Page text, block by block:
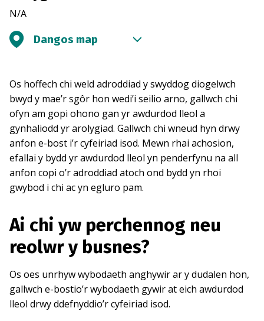
N/A
Dangos map
Os hoffech chi weld adroddiad y swyddog diogelwch
bwyd y mae’r sgôr hon wedi’i seilio arno, gallwch chi
ofyn am gopi ohono gan yr awdurdod lleol a
gynhaliodd yr arolygiad. Gallwch chi wneud hyn drwy
anfon e-bost i’r cyfeiriad isod. Mewn rhai achosion,
efallai y bydd yr awdurdod lleol yn penderfynu na all
anfon copi o’r adroddiad atoch ond bydd yn rhoi
gwybod i chi ac yn egluro pam.
Ai chi yw perchennog neu
reolwr y busnes?
Os oes unrhyw wybodaeth anghywir ar y dudalen hon,
gallwch e-bostio’r wybodaeth gywir at eich awdurdod
lleol drwy ddefnyddio’r cyfeiriad isod.